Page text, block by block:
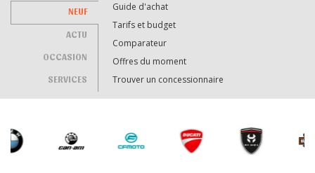
NEUF
ACTU
OCCASION
SERVICES
Guide d'achat
Tarifs et budget
Comparateur
Offres du moment
Trouver un concessionnaire